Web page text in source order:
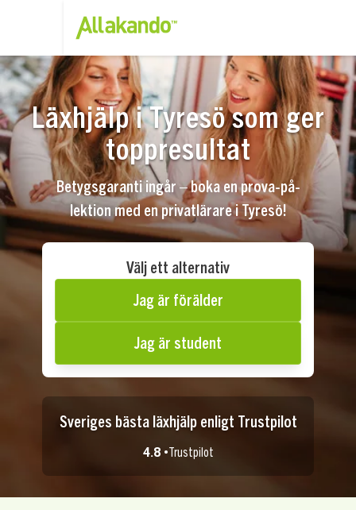
Läxhjälp i Tyresö som ger
toppresultat
Betygsgaranti ingår – boka en prova-på-
lektion med en privatlärare i Tyresö!
Välj ett alternativ
Jag är förälder
Jag är student
Sveriges bästa läxhjälp enligt Trustpilot
4.8 •Trustpilot